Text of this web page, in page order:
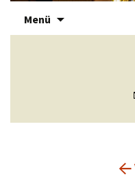
Immotreu
Menü
←